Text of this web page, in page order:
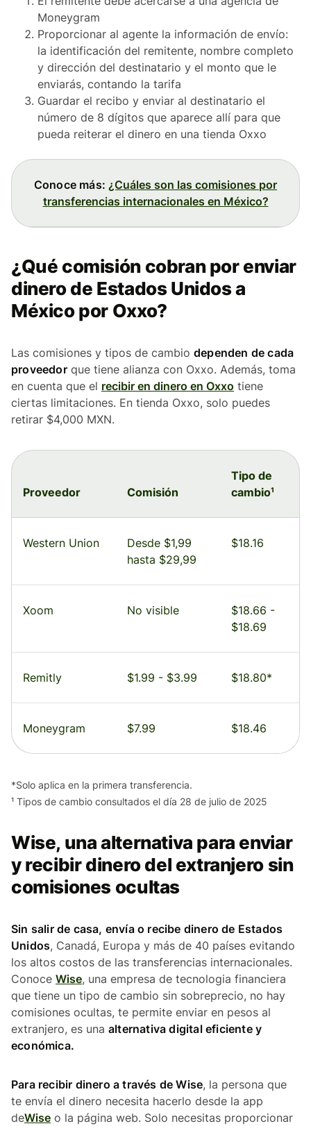
Moneygram
Proporcionar al agente la información de envío:
la identificación del remitente, nombre completo
y dirección del destinatario y el monto que le
enviarás, contando la tarifa
Guardar el recibo y enviar al destinatario el
número de 8 dígitos que aparece allí para que
pueda reiterar el dinero en una tienda Oxxo
Conoce más: ¿Cuáles son las comisiones por
transferencias internacionales en México?
¿Qué comisión cobran por enviar
dinero de Estados Unidos a
México por Oxxo?
Las comisiones y tipos de cambio dependen de cada
proveedorque tiene alianza con Oxxo. Además, toma
en cuenta que el recibir en dinero en Oxxo tiene
ciertas limitaciones. En tienda Oxxo, solo puedes
retirar $4,000 MXN.
Proveedor Comisión
Tipo de
cambio¹
Western Union
Desde $1,99
hasta $29,99
$18.16
Xoom No visible
$18.66 -
$18.69
Remitly $1.99 - $3.99 $18.80*
Moneygram $7.99 $18.46
*Solo aplica en la primera transferencia.
¹ Tipos de cambio consultados el día 28 de julio de 2025
Wise, una alternativa para enviar
y recibir dinero del extranjero sin
comisiones ocultas
Sin salir de casa, envía o recibe dinero de Estados
Unidos, Canadá, Europa y más de 40 países evitando
los altos costos de las transferencias internacionales.
Conoce Wise, una empresa de tecnologia financiera
que tiene un tipo de cambio sin sobreprecio, no hay
comisiones ocultas, te permite enviar en pesos al
extranjero, es una alternativa digital eficiente y
económica.
Para recibir dinero a través de Wise, la persona que
te envía el dinero necesita hacerlo desde la app
deWise o la página web. Solo necesitas proporcionar